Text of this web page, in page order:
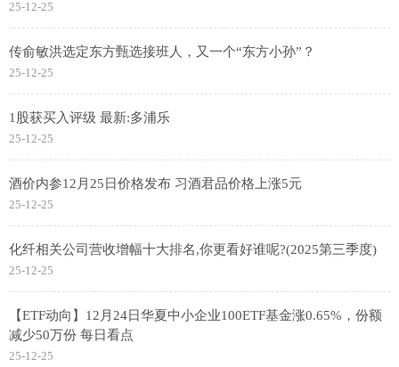
25-12-25
传俞敏洪选定东方甄选接班人，又一个“东方小孙”？
25-12-25
1股获买入评级 最新:多浦乐
25-12-25
酒价内参12月25日价格发布 习酒君品价格上涨5元
25-12-25
化纤相关公司营收增幅十大排名,你更看好谁呢?(2025第三季度)
25-12-25
【ETF动向】12月24日华夏中小企业100ETF基金涨0.65%，份额
减少50万份 每日看点
25-12-25